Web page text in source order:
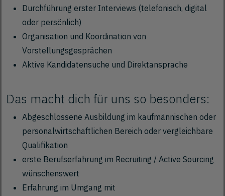
Durchführung erster Interviews (telefonisch, digital
oder persönlich)
Organisation und Koordination von
Vorstellungsgesprächen
Aktive Kandidatensuche und Direktansprache
Das macht dich für uns so besonders:
Abgeschlossene Ausbildung im kaufmännischen oder
personalwirtschaftlichen Bereich oder vergleichbare
Qualifikation
erste Berufserfahrung im Recruiting / Active Sourcing
wünschenswert
Erfahrung im Umgang mit